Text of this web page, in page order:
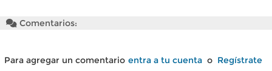
Comentarios:
Para agregar un comentario entra a tu cuenta o Regístrate